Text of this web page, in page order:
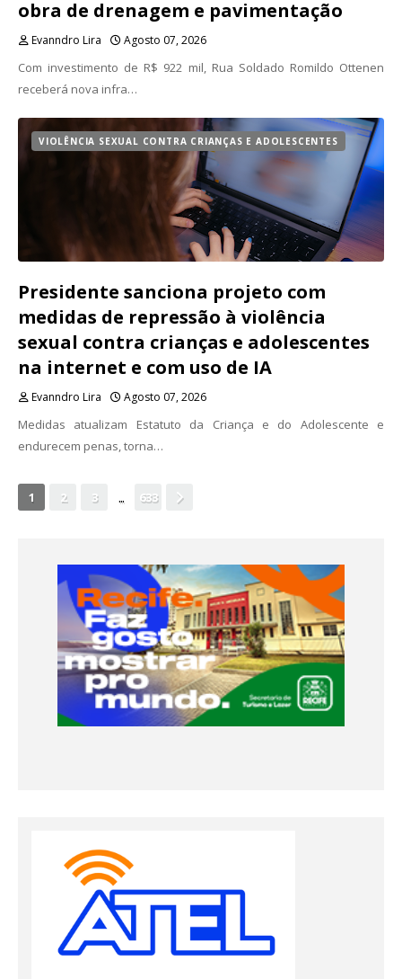
obra de drenagem e pavimentação
Evanndro Lira Agosto 07, 2026
Com investimento de R$ 922 mil, Rua Soldado Romildo Ottenen
receberá nova infra…
VIOLÊNCIA SEXUAL CONTRA CRIANÇAS E ADOLESCENTES
Presidente sanciona projeto com
medidas de repressão à violência
sexual contra crianças e adolescentes
na internet e com uso de IA
Evanndro Lira Agosto 07, 2026
Medidas atualizam Estatuto da Criança e do Adolescente e
endurecem penas, torna…
1 2 3 ... 633